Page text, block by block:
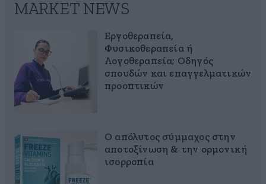
MARKET NEWS
Εργοθεραπεία,
Φυσικοθεραπεία ή
Λογοθεραπεία; Οδηγός
σπουδών και επαγγελματικών
προοπτικών
Ο απόλυτος σύμμαχος στην
αποτοξίνωση & την ορμονική
ισορροπία